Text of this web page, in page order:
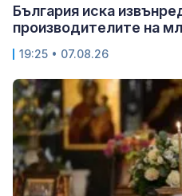
България иска
производителите на
19:25 • 07.08.26